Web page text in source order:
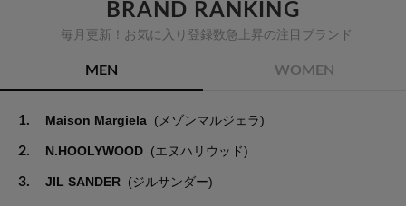
BRAND RANKING
毎月更新！お気に入り登録数急上昇の注目ブランド
MEN WOMEN
1. Maison Margiela (メゾンマルジェラ)
2. N.HOOLYWOOD (エヌハリウッド)
3. JIL SANDER (ジルサンダー)